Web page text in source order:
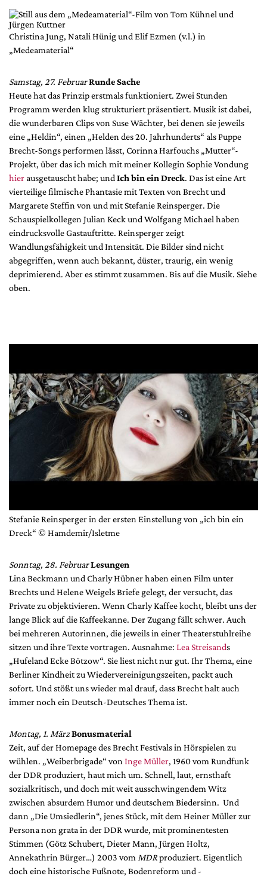
Christina Jung, Natali Hünig und Elif Ezmen (v.l.) in
„Medeamaterial“
Samstag, 27. FebruarRunde Sache
Heute hat das Prinzip erstmals funktioniert. Zwei Stunden
Programm werden klug strukturiert präsentiert. Musik ist dabei,
die wunderbaren Clips von Suse Wächter, bei denen sie jeweils
eine „Heldin“, einen „Helden des 20. Jahrhunderts“ als Puppe
Brecht-Songs performen lässt, Corinna Harfouchs „Mutter“-
Projekt, über das ich mich mit meiner Kollegin Sophie Vondung
hier ausgetauscht habe; und Ich bin ein Dreck. Das ist eine Art
vierteilige filmische Phantasie mit Texten von Brecht und
Margarete Steffin von und mit Stefanie Reinsperger. Die
Schauspielkollegen Julian Keck und Wolfgang Michael haben
eindrucksvolle Gastauftritte. Reinsperger zeigt
Wandlungsfähigkeit und Intensität. Die Bilder sind nicht
abgegriffen, wenn auch bekannt, düster, traurig, ein wenig
deprimierend. Aber es stimmt zusammen. Bis auf die Musik. Siehe
oben.
Stefanie Reinsperger in der ersten Einstellung von „ich bin ein
Dreck“ © Hamdemir/Isletme
Sonntag, 28. FebruarLesungen
Lina Beckmann und Charly Hübner haben einen Film unter
Brechts und Helene Weigels Briefe gelegt, der versucht, das
Private zu objektivieren. Wenn Charly Kaffee kocht, bleibt uns der
lange Blick auf die Kaffeekanne. Der Zugang fällt schwer. Auch
bei mehreren Autorinnen, die jeweils in einer Theaterstuhlreihe
sitzen und ihre Texte vortragen. Ausnahme: Lea Streisands
„Hufeland Ecke Bötzow“. Sie liest nicht nur gut. Ihr Thema, eine
Berliner Kindheit zu Wiedervereinigungszeiten, packt auch
sofort. Und stößt uns wieder mal drauf, dass Brecht halt auch
immer noch ein Deutsch-Deutsches Thema ist.
Montag, 1. MärzBonusmaterial
Zeit, auf der Homepage des Brecht Festivals in Hörspielen zu
wühlen. „Weiberbrigade“ von Inge Müller, 1960 vom Rundfunk
der DDR produziert, haut mich um. Schnell, laut, ernsthaft
sozialkritisch, und doch mit weit ausschwingendem Witz
zwischen absurdem Humor und deutschem Biedersinn. Und
dann „Die Umsiedlerin“, jenes Stück, mit dem Heiner Müller zur
Persona non grata in der DDR wurde, mit prominentesten
Stimmen (Götz Schubert, Dieter Mann, Jürgen Holtz,
Annekathrin Bürger…) 2003 vom MDRproduziert. Eigentlich
doch eine historische Fußnote, Bodenreform und -